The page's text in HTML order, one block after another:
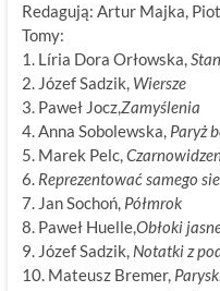
Redagują: Artur Majka,
Tomy:
1. Líria Dora Orłowska,
2. Józef Sadzik, Wiersze
3. Paweł Jocz,Zamyślenia
4. Anna Sobolewska, Paryż
5. Marek Pelc,
6. Reprezentować samego
7. Jan Sochoń, Półmrok
8. Paweł Huelle,Obłoki
9. Józef Sadzik, Notatki z
10. Mateusz Bremer,